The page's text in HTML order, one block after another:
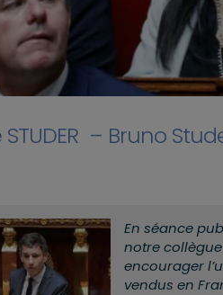
STUDER – Bruno
En séance
notre
encourager
vendus en